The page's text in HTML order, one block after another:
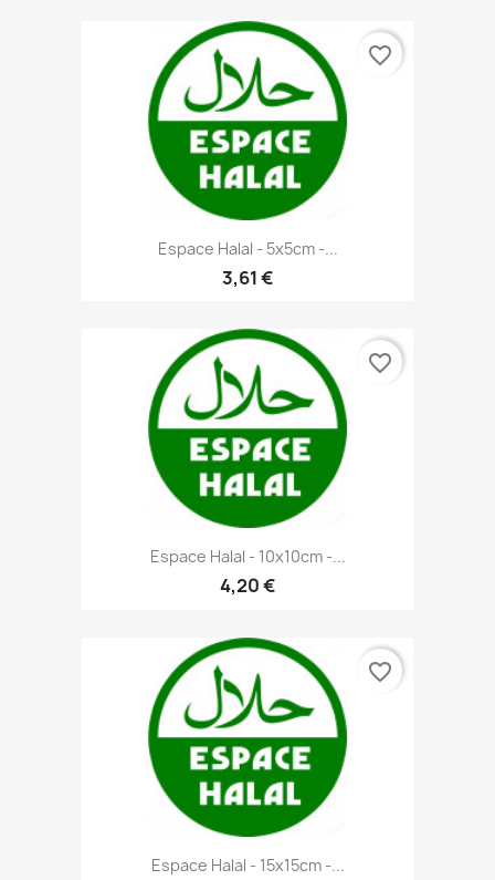
Espace Halal - 5x5cm -...
3,61 €
favorite_border
Espace Halal - 10x10cm -...
4,20 €
favorite_border
Espace Halal - 15x15cm -...
favorite_border